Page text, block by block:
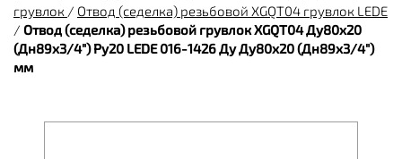
грувлок / Отвод (седелка) резьбовой XGQT04 грувлок LEDE
/ Отвод (седелка) резьбовой грувлок XGQT04 Ду80х20
(Дн89х3/4") Ру20 LEDE 016-1426 Ду Ду80х20 (Дн89х3/4")
мм